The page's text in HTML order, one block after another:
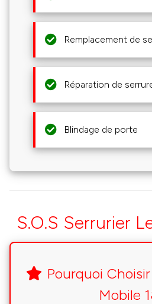
Remplacement de
Réparation de
Blindage de porte
S.O.S Serrurier
Pourquoi
Mobile